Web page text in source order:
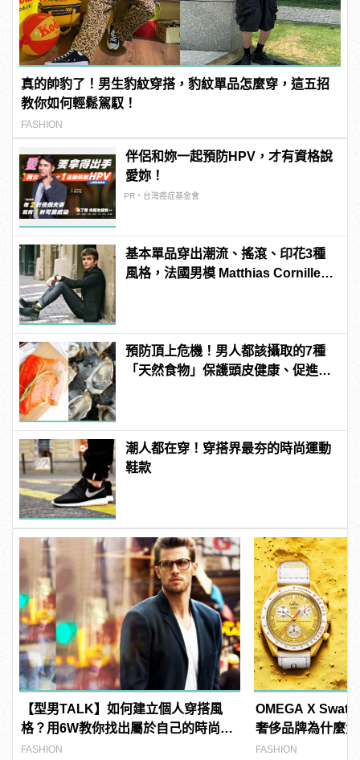
真的帥豹了！男生豹紋穿搭，豹紋單品怎麼穿，這五招
教你如何輕鬆駕馭！
FASHION
伴侶和妳一起預防HPV，才有資格說
愛妳！
PR・台灣癌症基金會
基本單品穿出潮流、搖滾、印花3種
風格，法國男模 Matthias Cornilleau
預防頂上危機！男人都該攝取的7種
「天然食物」保護頭皮健康、促進生
潮人都在穿！穿搭界最夯的時尚運動
鞋款
【型男TALK】如何建立個人穿搭風
格？用6W教你找出屬於自己的時尚新
LOOK！
FASHION
OMEGA X
奢侈品牌為什麼
FASHION